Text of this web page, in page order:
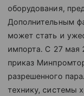
оборудования,
Дополнительным
может стать и
импорта. С 27 мая
приказ
разрешенного
технику, системы